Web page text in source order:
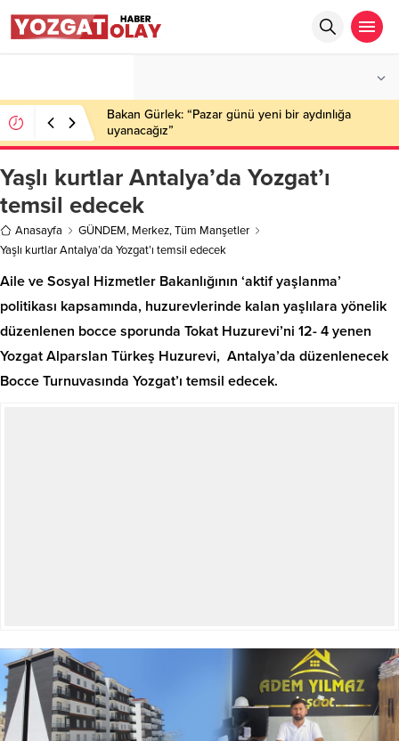
Bakan Gürlek: “Pazar günü yeni bir aydınlığa
uyanacağız”
Yaşlı kurtlar Antalya’da Yozgat’ı
temsil edecek
Anasayfa GÜNDEM, Merkez,Tüm Manşetler
Yaşlı kurtlar Antalya’da Yozgat’ı temsil edecek
Aile ve Sosyal Hizmetler Bakanlığının ‘aktif yaşlanma’
politikası kapsamında, huzurevlerinde kalan yaşlılara yönelik
düzenlenen bocce sporunda Tokat Huzurevi’ni 12- 4 yenen
Yozgat Alparslan Türkeş Huzurevi, Antalya’da düzenlenecek
Bocce Turnuvasında Yozgat’ı temsil edecek.